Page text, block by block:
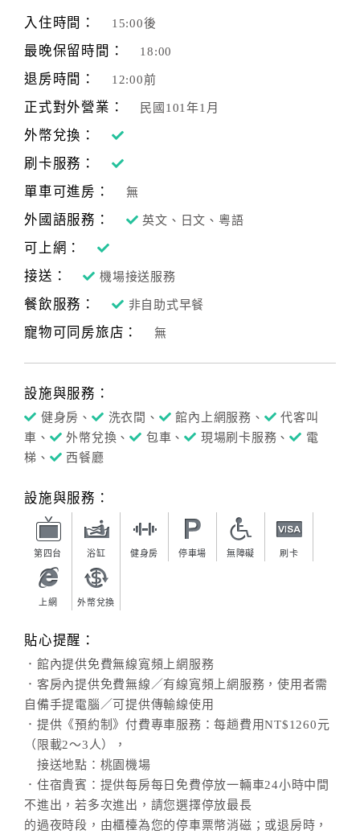
伴
劃
商
品
傳
入住時間： 15:00後
最晚保留時間： 18:00
退房時間： 12:00前
正式對外營業： 民國101年1月
外幣兌換：
刷卡服務：
單車可進房：
無
外國語服務： 英文、日文、粵語
可上網：
接送：
機場接送服務
餐飲服務： 非自助式早餐
寵物可同房旅店： 無
設施與服務：
健身房、 洗衣間、 館內上網服務、
代客叫
車、
外幣兌換、 包車、 現場刷卡服務、
電
梯、
西餐廳
設施與服務：
第四台 浴缸 健身房 停車場 無障礙 刷卡
上網 外幣兌換
貼心提醒：
．館內提供免費無線寬頻上網服務
．客房內提供免費無線／有線寬頻上網服務，使用者需
自備手提電腦／可提供傳輸線使用
．提供《預約制》付費專車服務：每趟費用NT$1260元
（限載2～3人），
接送地點：桃園機場
．住宿貴賓：提供每房每日免費停放一輛車24小時中間
不進出，若多次進出，請您選擇停放最長
的過夜時段，由櫃檯為您的停車票幣消磁；或退房時，